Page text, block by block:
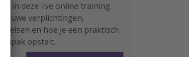
In deze live online training
verplichtingen,
eisen en hoe je een praktisch
opstelt.